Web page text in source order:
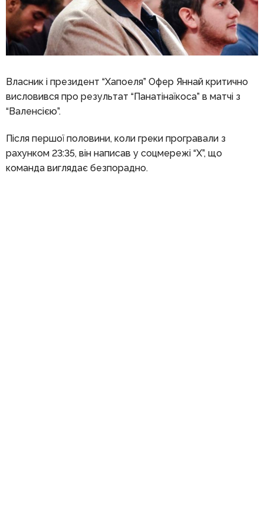
Власник і президент “Хапоеля” Офер Яннай критично
висловився про результат “Панатінаїкоса” в матчі з
“Валенсією”.
Після першої половини, коли греки програвали з
рахунком 23:35, він написав у соцмережі “Х”, що
команда виглядає безпорадно.